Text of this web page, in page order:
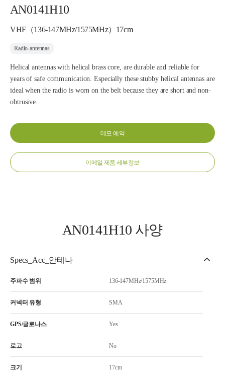
AN0141H10
VHF（136-147MHz/1575MHz）17cm
Radio-antennas
Helical antennas with helical brass core, are durable and reliable for
years of safe communication. Especially these stubby helical antennas are
ideal when the radio is worn on the belt because they are short and non-
obtrusive.
데모 예약
이메일 제품 세부정보
AN0141H10 사양
Specs_Acc_안테나
주파수 범위 136-147MHz/1575MHz
커넥터 유형 SMA
GPS/글로나스 Yes
로고 No
크기 17cm